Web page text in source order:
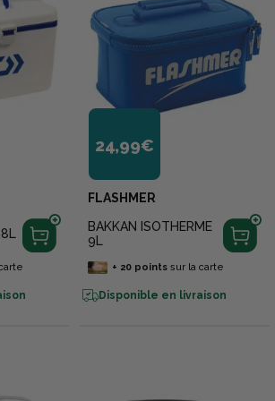
24,99€
FLASHMER
BAKKAN ISOTHERME
9L
+ 20pointssur la carte
Disponible en livraison